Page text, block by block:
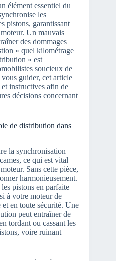
élément essentiel du
les
pistons, garantissant
Un mauvais
des dommages
« quel kilométrage
» est
soucieux de
guider, cet article
et instructives afin de
décisions concernant
de distribution dans
la synchronisation
ce qui est vital
Sans cette pièce,
harmonieusement.
pistons en parfaite
à votre moteur de
en toute sécurité. Une
peut entraîner de
tordant ou cassant les
voire ruinant